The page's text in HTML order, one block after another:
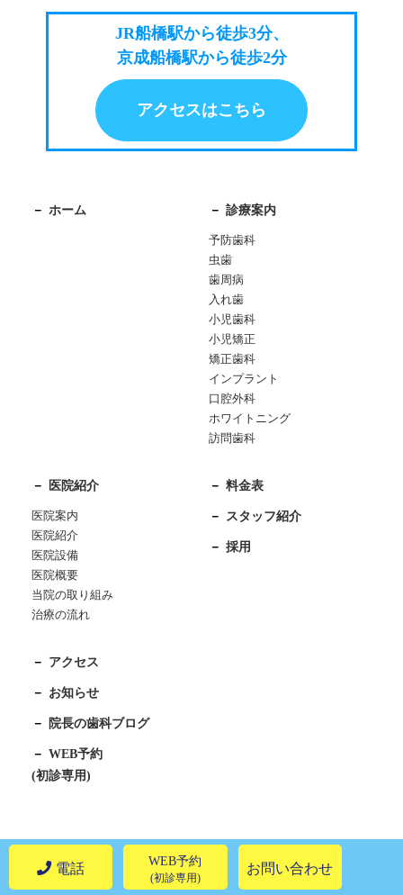
電話 WEB予約
(初診専用)
お問い合わせ
JR船橋駅から徒歩3分、
京成船橋駅から徒歩2分
アクセスはこちら
ホーム 診療案内
予防歯科
虫歯
歯周病
入れ歯
小児歯科
小児矯正
矯正歯科
インプラント
口腔外科
ホワイトニング
訪問歯科
医院紹介
医院案内
医院紹介
医院設備
医院概要
当院の取り組み
治療の流れ
料金表
スタッフ紹介
採用
アクセス
お知らせ
院長の歯科ブログ
WEB予約
(初診専用)
© 船橋駅近くの歯医者 船橋 森谷歯科クリニック